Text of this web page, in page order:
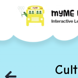
content